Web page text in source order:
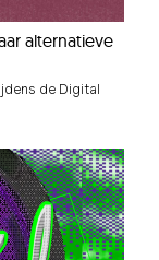
alternatieve
de Digital